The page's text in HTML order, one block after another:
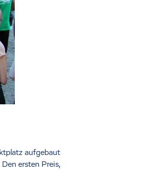
aufgebaut
ersten Preis,